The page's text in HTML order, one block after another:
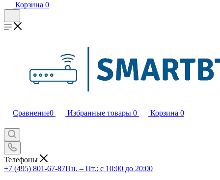
Корзина 0
Сравнение0 Избранные товары 0 Корзина 0
Телефоны
+7 (495) 801-67-87Пн. – Пт.: с 10:00 до 20:00